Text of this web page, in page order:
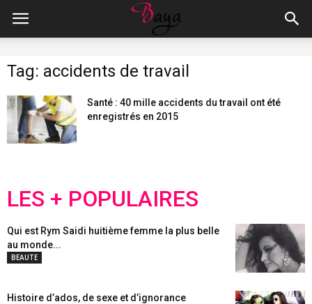
Tag: accidents de travail
Santé : 40 mille accidents du travail ont été
enregistrés en 2015
LES + POPULAIRES
Qui est Rym Saidi huitième femme la plus belle
au monde...
BEAUTE
Histoire d’ados, de sexe et d’ignorance